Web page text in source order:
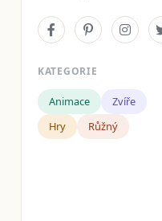
KATEGORIE
Animace
Zvíře
Hry
Růžný